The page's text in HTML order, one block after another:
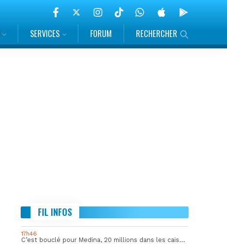
SERVICES FORUM RECHERCHER
FIL INFOS
17h46
C’est bouclé pour Medina, 20 millions dans les caisses de l’OM